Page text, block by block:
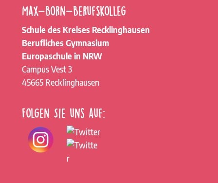
Max-Born-Berufskolleg
Schule des Kreises Recklinghausen
Berufliches Gymnasium
Europaschule in NRW
Campus Vest 3
45665 Recklinghausen
Folgen Sie uns auf: